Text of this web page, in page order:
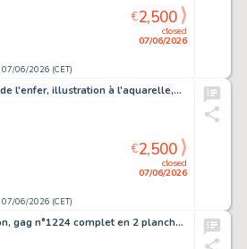
07/06/2026 (CET)
closed
07/06/2026
€2,500
l'enfer, illustration à l'aquarelle,…
07/06/2026 (CET)
closed
07/06/2026
€2,500
Gai-Luron, gag n°1224 complet en 2 planches à…